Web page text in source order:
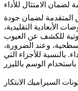
الامتثال للأداء
لضمان جودة
الأبعادية التقليدية،
للكشف عن العيوب
وعند الضرورة،
بالنسبة للأجزاء التي
السيراميك الابتكار